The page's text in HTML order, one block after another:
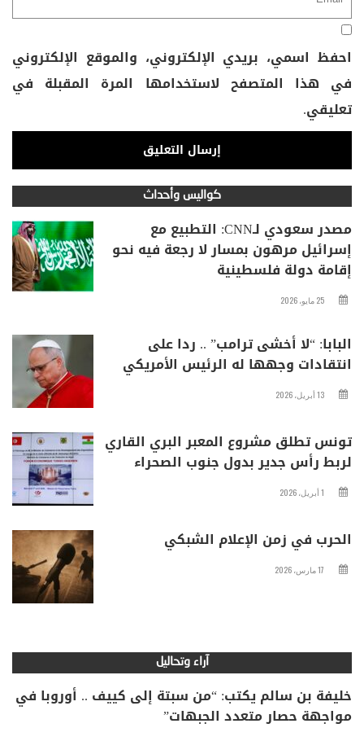
احفظ اسمي، بريدي الإلكتروني، والموقع الإلكتروني
في هذا المتصفح لاستخدامها المرة المقبلة في
تعليقي.
كواليس وأحداث
مصدر سعودي لـCNN: التطبيع مع
إسرائيل مرهون بمسار لا رجعة فيه نحو
إقامة دولة فلسطينية
25 مايو، 2026
البابا: “لا أخشى ترامب” .. ردا على
انتقادات وجهها له الرئيس الأمريكي
13 أبريل، 2026
تونس تطلق مشروع المعبر البري القاري
لربط رأس جدير بدول جنوب الصحراء
1 أبريل، 2026
الحرب في زمن الإعلام الشبكي
17 مارس، 2026
آراء وتحاليل
خليفة بن سالم يكتب: “من سبتة إلى كييف .. أوروبا في
مواجهة حصار متعدد الجبهات”